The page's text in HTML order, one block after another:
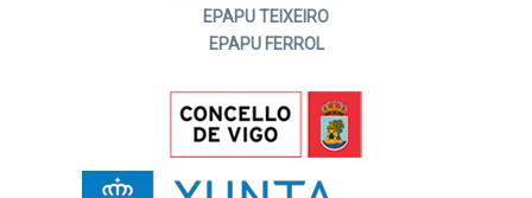
EPAPU TEIXEIRO
EPAPU FERROL